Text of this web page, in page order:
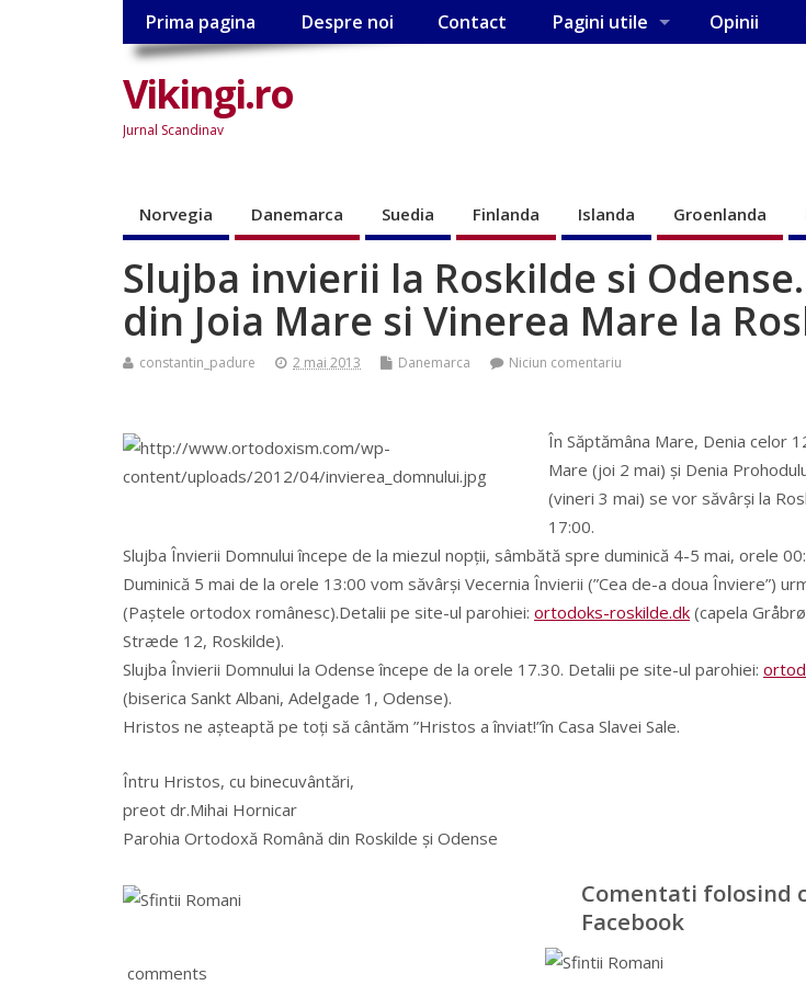
Prima pagina Despre noi Contact Pagini utile Opinii
Vikingi.ro
Jurnal Scandinav
Norvegia Danemarca Suedia Finlanda Islanda Groenlanda
Slujba invierii la Roskilde si
din Joia Mare si Vinerea Mare la
constantin_padure 2 mai 2013 Danemarca Niciun comentariu
În Săptămâna Mare, Denia celor
Mare (joi 2 mai) şi Denia
(vineri 3 mai) se vor săvârşi la
17:00.
Slujba Învierii Domnului începe de la miezul nopţii, sâmbătă spre duminică 4-5 mai, orele
Duminică 5 mai de la orele 13:00 vom săvârşi Vecernia Învierii (”Cea de-a doua Înviere”)
(Paştele ortodox românesc).Detalii pe site-ul parohiei: ortodoks-roskilde.dk (capela
Stræde 12, Roskilde).
Slujba Învierii Domnului la Odense începe de la orele 17.30. Detalii pe site-ul parohiei:
(biserica Sankt Albani, Adelgade 1, Odense).
Hristos ne aşteaptă pe toţi să cântăm ”Hristos a înviat!”în Casa Slavei Sale.
Întru Hristos, cu binecuvântări,
preot dr.Mihai Hornicar
Parohia Ortodoxă Română din Roskilde şi Odense
Comentati folosind
Facebook
comments